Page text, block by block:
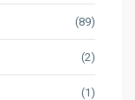
(89)
(2)
(1)